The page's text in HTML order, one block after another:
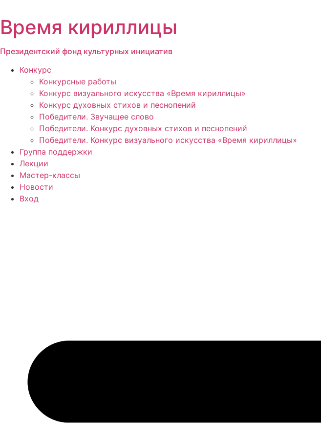
содержимому
Время кириллицы
Президентский фонд культурных инициатив
Конкурс
Конкурсные работы
Конкурс визуального искусства «Время кириллицы»
Конкурс духовных стихов и песнопений
Победители. Звучащее слово
Победители. Конкурс духовных стихов и песнопений
Победители. Конкурс визуального искусства «Время кириллицы»
Группа поддержки
Лекции
Мастер-классы
Новости
Вход